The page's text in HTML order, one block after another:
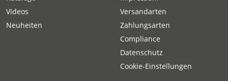
Videos
Neuheiten
Versandarten
Zahlungsarten
Compliance
Datenschutz
Cookie-Einstellungen